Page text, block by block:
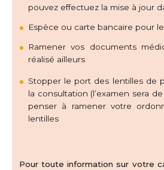
pouvez effectuez la mise à jour
Espèce ou carte bancaire pour
Ramener vos documents
réalisé ailleurs
Stopper le port des lentilles de
la consultation (l’examen sera
penser à ramener votre
lentilles
Pour toute information sur votre